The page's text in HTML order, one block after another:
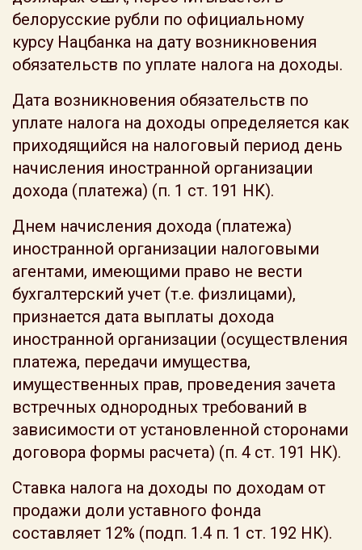
белорусские рубли по официальному
курсу Нацбанка на дату возникновения
обязательств по уплате налога на доходы.
Дата возникновения обязательств по
уплате налога на доходы определяется как
приходящийся на налоговый период день
начисления иностранной организации
дохода (платежа) (п. 1 ст. 191 НК).
Днем начисления дохода (платежа)
иностранной организации налоговыми
агентами, имеющими право не вести
бухгалтерский учет (т.е. физлицами),
признается дата выплаты дохода
иностранной организации (осуществления
платежа, передачи имущества,
имущественных прав, проведения зачета
встречных однородных требований в
зависимости от установленной сторонами
договора формы расчета) (п. 4 ст. 191 НК).
Ставка налога на доходы по доходам от
продажи доли уставного фонда
составляет 12% (подп. 1.4 п. 1 ст. 192 НК).